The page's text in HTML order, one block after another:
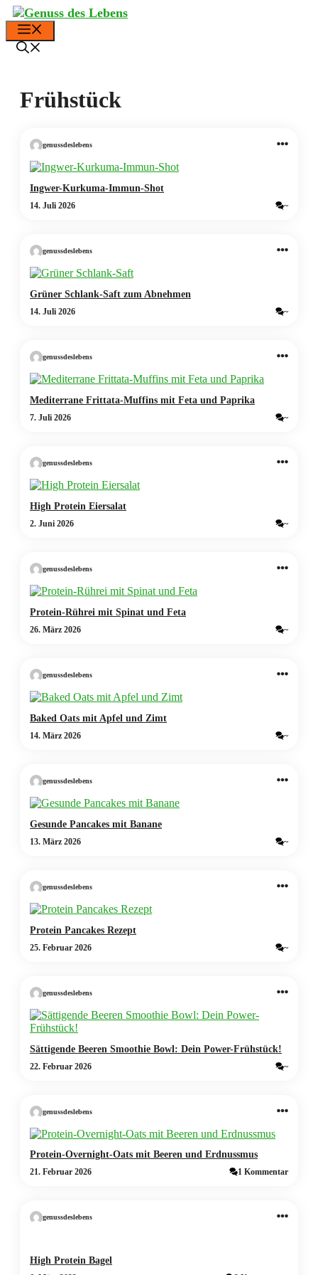
Zum
Inhalt
springen
Frühstück
genussdeslebens
Ingwer-Kurkuma-Immun-Shot
14. Juli 2026 ~
genussdeslebens
Grüner Schlank-Saft zum Abnehmen
14. Juli 2026 ~
genussdeslebens
Mediterrane Frittata-Muffins mit Feta und Paprika
7. Juli 2026 ~
genussdeslebens
High Protein Eiersalat
2. Juni 2026 ~
genussdeslebens
Protein-Rührei mit Spinat und Feta
26. März 2026 ~
genussdeslebens
Baked Oats mit Apfel und Zimt
14. März 2026 ~
genussdeslebens
Gesunde Pancakes mit Banane
13. März 2026 ~
genussdeslebens
Protein Pancakes Rezept
25. Februar 2026 ~
genussdeslebens
Sättigende Beeren Smoothie Bowl: Dein Power-Frühstück!
22. Februar 2026 ~
genussdeslebens
Protein-Overnight-Oats mit Beeren und Erdnussmus
21. Februar 2026 1 Kommentar
genussdeslebens
High Protein Bagel